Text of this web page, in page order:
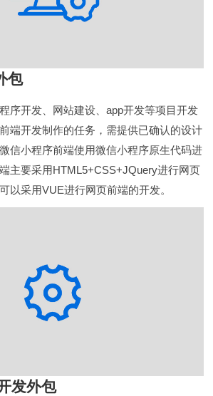
包
序开发、网站建设、app开发等项目开发
端开发制作的任务，需提供已确认的设计
信小程序前端使用微信小程序原生代码进
主要采用HTML5+CSS+JQuery进行网页
以采用VUE进行网页前端的开发。
发外包